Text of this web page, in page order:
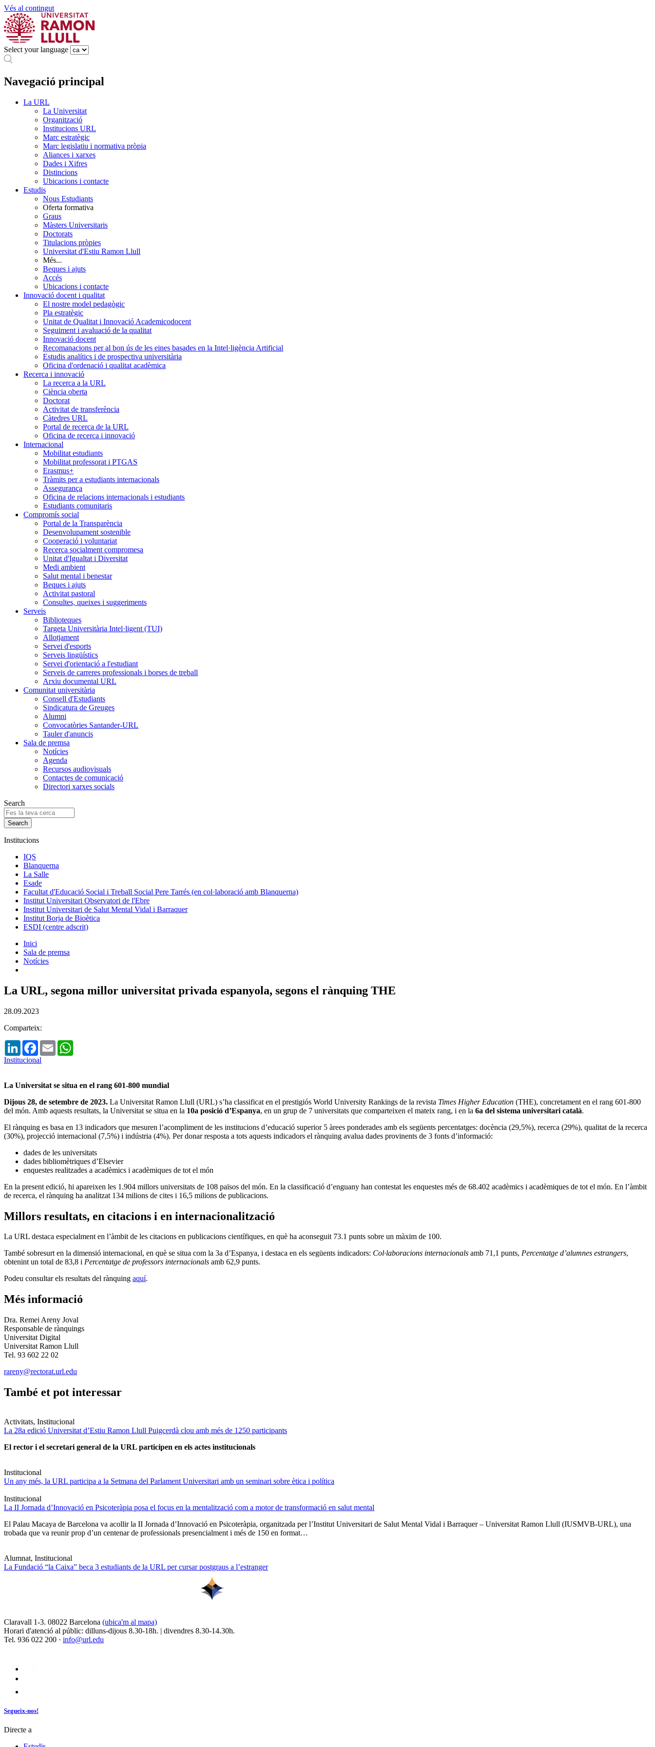
Vés al contingut
Select your language
Navegació principal
La URL
La Universitat
Organització
Institucions URL
Marc estratègic
Marc legislatiu i normativa pròpia
Aliances i xarxes
Dades i Xifres
Distincions
Ubicacions i contacte
Estudis
Nous Estudiants
Oferta formativa
Graus
Màsters Universitaris
Doctorats
Titulacions pròpies
Universitat d'Estiu Ramon Llull
Més...
Beques i ajuts
Accés
Ubicacions i contacte
Innovació docent i qualitat
El nostre model pedagògic
Pla estratègic
Unitat de Qualitat i Innovació Academicodocent
Seguiment i avaluació de la qualitat
Innovació docent
Recomanacions per al bon ús de les eines basades en la Intel·ligència Artificial
Estudis analítics i de prospectiva universitària
Oficina d'ordenació i qualitat acadèmica
Recerca i innovació
La recerca a la URL
Ciència oberta
Doctorat
Activitat de transferència
Càtedres URL
Portal de recerca de la URL
Oficina de recerca i innovació
Internacional
Mobilitat estudiants
Mobilitat professorat i PTGAS
Erasmus+
Tràmits per a estudiants internacionals
Assegurança
Oficina de relacions internacionals i estudiants
Estudiants comunitaris
Compromís social
Portal de la Transparència
Desenvolupament sostenible
Cooperació i voluntariat
Recerca socialment compromesa
Unitat d'Igualtat i Diversitat
Medi ambient
Salut mental i benestar
Beques i ajuts
Activitat pastoral
Consultes, queixes i suggeriments
Serveis
Biblioteques
Targeta Universitària Intel·ligent (TUI)
Allotjament
Servei d'esports
Serveis lingüístics
Servei d'orientació a l'estudiant
Serveis de carreres professionals i borses de treball
Arxiu documental URL
Comunitat universitària
Consell d'Estudiants
Sindicatura de Greuges
Alumni
Convocatòries Santander-URL
Tauler d'anuncis
Sala de premsa
Notícies
Agenda
Recursos audiovisuals
Contactes de comunicació
Directori xarxes socials
Search
Institucions
IQS
Blanquerna
La Salle
Esade
Facultat d'Educació Social i Treball Social Pere Tarrés (en col·laboració amb Blanquerna)
Institut Universitari Observatori de l'Ebre
Institut Universitari de Salut Mental Vidal i Barraquer
Institut Borja de Bioètica
ESDI (centre adscrit)
Inici
Sala de premsa
Notícies
La URL, segona millor universitat privada espanyola, segons el rànquing THE
28.09.2023
Comparteix:
LinkedInFacebook
Email
Institucional
La Universitat se situa en el rang 601-800 mundial
Dijous 28, de setembre de 2023. La Universitat Ramon Llull (URL) s’ha classificat en el prestigiós World University Rankings de la revista Times Higher Education (THE), concretament en el rang 601-800
del món. Amb aquests resultats, la Universitat se situa en la 10a posició d’Espanya, en un grup de 7 universitats que comparteixen el mateix rang, i en la 6a del sistema universitari català.
El rànquing es basa en 13 indicadors que mesuren l’acompliment de les institucions d’educació superior 5 àrees ponderades amb els següents percentatges: docència (29,5%), recerca (29%), qualitat de la recerca
(30%), projecció internacional (7,5%) i indústria (4%). Per donar resposta a tots aquests indicadors el rànquing avalua dades provinents de 3 fonts d’informació:
dades de les universitats
dades bibliomètriques d’Elsevier
enquestes realitzades a acadèmics i acadèmiques de tot el món
En la present edició, hi apareixen les 1.904 millors universitats de 108 països del món. En la classificació d’enguany han contestat les enquestes més de 68.402 acadèmics i acadèmiques de tot el món. En l’àmbit
de recerca, el rànquing ha analitzat 134 milions de cites i 16,5 milions de publicacions.
Millors resultats, en citacions i en internacionalització
La URL destaca especialment en l’àmbit de les citacions en publicacions científiques, en què ha aconseguit 73.1 punts sobre un màxim de 100.
També sobresurt en la dimensió internacional, en què se situa com la 3a d’Espanya, i destaca en els següents indicadors: Col·laboracions internacionals amb 71,1 punts, Percentatge d’alumnes estrangers,
obtenint un total de 83,8 i Percentatge de professors internacionals amb 62,9 punts.
Podeu consultar els resultats del rànquing aquí.
Més informació
Dra. Remei Areny Joval
Responsable de rànquings
Universitat Digital
Universitat Ramon Llull
Tel. 93 602 22 02
rareny@rectorat.url.edu
També et pot interessar
Activitats, Institucional
La 28a edició Universitat d’Estiu Ramon Llull Puigcerdà clou amb més de 1250 participants
El rector i el secretari general de la URL participen en els actes institucionals
Institucional
Un any més, la URL participa a la Setmana del Parlament Universitari amb un seminari sobre ètica i política
Institucional
La II Jornada d’Innovació en Psicoteràpia posa el focus en la mentalització com a motor de transformació en salut mental
El Palau Macaya de Barcelona va acollir la II Jornada d’Innovació en Psicoteràpia, organitzada per l’Institut Universitari de Salut Mental Vidal i Barraquer – Universitat Ramon Llull (IUSMVB-URL), una
trobada que va reunir prop d’un centenar de professionals presencialment i més de 150 en format…
Alumnat, Institucional
La Fundació “la Caixa” beca 3 estudiants de la URL per cursar postgraus a l’estranger
Claravall 1-3. 08022 Barcelona (ubica'm al mapa)
Horari d'atenció al públic: dilluns-dijous 8.30-18h. | divendres 8.30-14.30h.
Tel. 936 022 200 · info@url.edu
Segueix-nos!
Directe a